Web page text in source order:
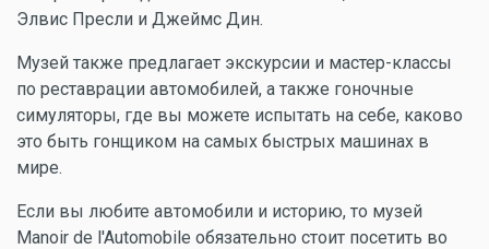
Элвис Пресли и Джеймс Дин.
Музей также предлагает экскурсии и мастер-классы
по реставрации автомобилей, а также гоночные
симуляторы, где вы можете испытать на себе, каково
это быть гонщиком на самых быстрых машинах в
мире.
Если вы любите автомобили и историю, то музей
Manoir de l'Automobile обязательно стоит посетить во